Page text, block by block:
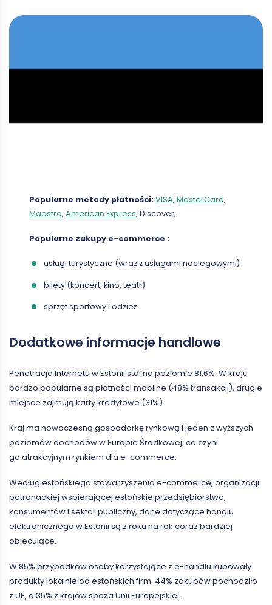
Popularne metody płatności:VISA,MasterCard,
Maestro,American Express, Discover,
Popularne zakupy e-commerce :
usługi turystyczne (wraz z usługami noclegowymi)
bilety (koncert, kino, teatr)
sprzęt sportowy i odzież
Dodatkowe informacje handlowe
Penetracja Internetu w Estonii stoi na poziomie 81,6%. W kraju
bardzo popularne są płatności mobilne (48% transakcji), drugie
miejsce zajmują karty kredytowe (31%).
Kraj ma nowoczesną gospodarkę rynkową i jeden z wyższych
poziomów dochodów w Europie Środkowej, co czyni
go atrakcyjnym rynkiem dla e-commerce.
Według estońskiego stowarzyszenia e-commerce, organizacji
patronackiej wspierającej estońskie przedsiębiorstwa,
konsumentów i sektor publiczny, dane dotyczące handlu
elektronicznego w Estonii są z roku na rok coraz bardziej
obiecujące.
W 85% przypadków osoby korzystające z e-handlu kupowały
produkty lokalnie od estońskich firm. 44% zakupów pochodziło
z UE, a 35% z krajów spoza Unii Europejskiej.